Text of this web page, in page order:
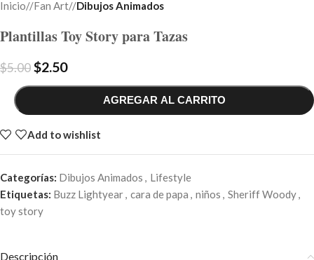
Inicio/ Fan Art/ Dibujos Animados
Plantillas Toy Story para Tazas
$5.00$2.50
AGREGAR AL CARRITO
Add to wishlist
Categorías: Dibujos Animados , Lifestyle
Etiquetas: Buzz Lightyear, cara de papa , niños , Sheriff Woody,
toy story
Descripción